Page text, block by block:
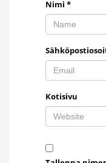
Nimi *
Kotisivu